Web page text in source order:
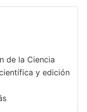
de la Ciencia
y edición